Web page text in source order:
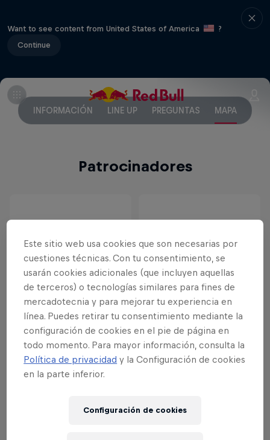
Want to see content from United States of America
?
Continue
INFORMACIÓN LINE UP PREGUNTAS MAPA
Patrocinadores
Este sitio web usa cookies que son necesarias por
cuestiones técnicas. Con tu consentimiento, se
usarán cookies adicionales (que incluyen aquellas
de terceros) o tecnologías similares para fines de
mercadotecnia y para mejorar tu experiencia en
línea. Puedes retirar tu consentimiento mediante la
configuración de cookies en el pie de página en
todo momento. Para mayor información, consulta la
Política de privacidad y la Configuración de cookies
en la parte inferior.
Configuración de cookies